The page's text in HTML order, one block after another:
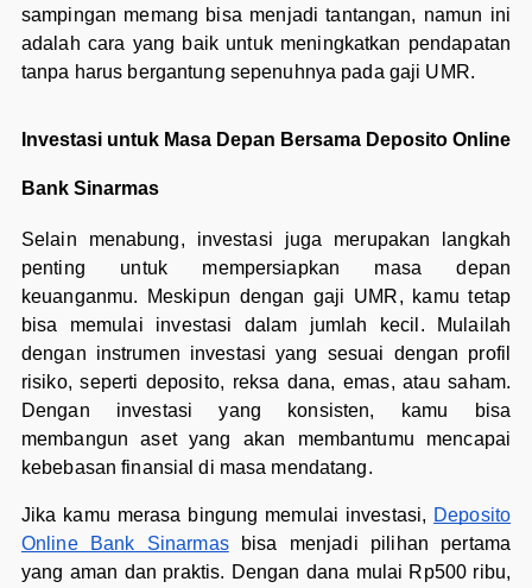
sampingan memang bisa menjadi tantangan, namun ini
adalah cara yang baik untuk meningkatkan pendapatan
tanpa harus bergantung sepenuhnya pada gaji UMR.
Investasi untuk Masa Depan Bersama Deposito Online
Bank Sinarmas
Selain menabung, investasi juga merupakan langkah
penting untuk mempersiapkan masa depan
keuanganmu. Meskipun dengan gaji UMR, kamu tetap
bisa memulai investasi dalam jumlah kecil. Mulailah
dengan instrumen investasi yang sesuai dengan profil
risiko, seperti deposito, reksa dana, emas, atau saham.
Dengan investasi yang konsisten, kamu bisa
membangun aset yang akan membantumu mencapai
kebebasan finansial di masa mendatang.
Jika kamu merasa bingung memulai investasi, Deposito
Online Bank Sinarmasbisa menjadi pilihan pertama
yang aman dan praktis. Dengan dana mulai Rp500 ribu,